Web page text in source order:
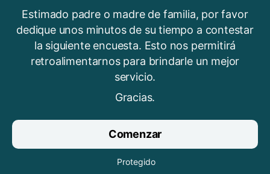
Estimado padre o madre de familia, por favor
dedique unos minutos de su tiempo a contestar
la siguiente encuesta. Esto nos permitirá
retroalimentarnos para brindarle un mejor
servicio.
Gracias.
Comenzar
Protegido